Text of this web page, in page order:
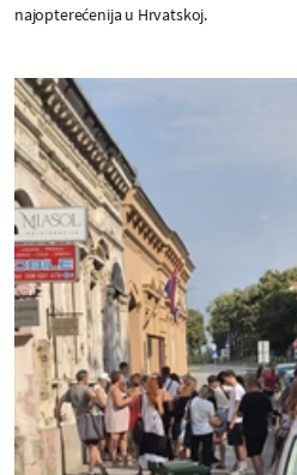
najopterećenija u Hrvatskoj.